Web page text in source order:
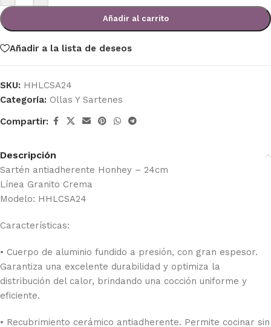
Añadir al carrito
Añadir a la lista de deseos
SKU: HHLCSA24
Categoría: Ollas Y Sartenes
Compartir:
Descripción
Sartén antiadherente Honhey – 24cm
Línea Granito Crema
Modelo: HHLCSA24
Características:
• Cuerpo de aluminio fundido a presión, con gran espesor.
Garantiza una excelente durabilidad y optimiza la
distribución del calor, brindando una cocción uniforme y
eficiente.
• Recubrimiento cerámico antiadherente. Permite cocinar sin